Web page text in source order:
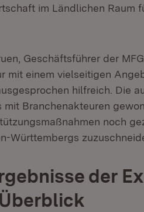
im Ländlichen Raum
Geschäftsführer der
mit einem vielseitigen
hilfreich. Die
mit Branchenakteuren
noch
Württembergs
der